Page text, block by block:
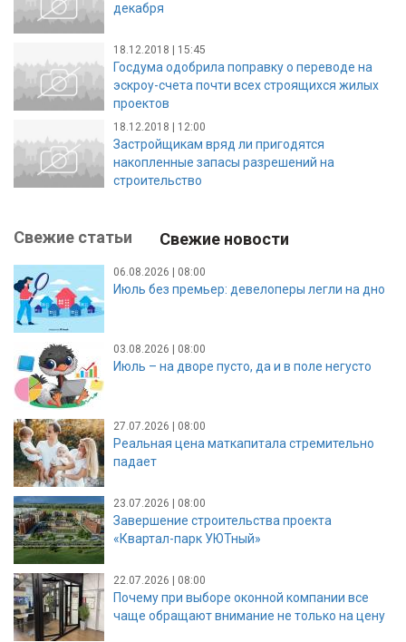
декабря
18.12.2018 | 15:45
Госдума одобрила поправку о переводе на
эскроу-счета почти всех строящихся жилых
проектов
18.12.2018 | 12:00
Застройщикам вряд ли пригодятся
накопленные запасы разрешений на
строительство
Свежие статьи Свежие новости
06.08.2026 | 08:00
Июль без премьер: девелоперы легли на дно
03.08.2026 | 08:00
Июль – на дворе пусто, да и в поле негусто
27.07.2026 | 08:00
Реальная цена маткапитала стремительно
падает
23.07.2026 | 08:00
Завершение строительства проекта
«Квартал-парк УЮТный»
22.07.2026 | 08:00
Почему при выборе оконной компании все
чаще обращают внимание не только на цену